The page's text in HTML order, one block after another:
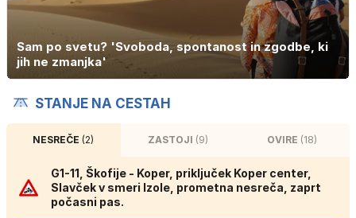
Sam po svetu? 'Svoboda, spontanost in zgodbe, ki
jih ne zmanjka'
STANJE NA CESTAH
NESREČE(2) ZASTOJI (9) OVIRE (18)
G1-11, Škofije - Koper, priključek Koper center,
Slavček v smeri Izole, prometna nesreča, zaprt
počasni pas.